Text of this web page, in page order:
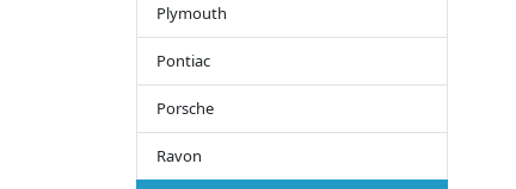
Plymouth
Pontiac
Porsche
Ravon